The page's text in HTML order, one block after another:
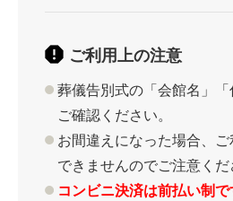
ご利用上の注意
葬儀告別式の「会館名」
ご確認ください。
お間違えになった場合、
できませんのでご注意くだ
コンビニ決済は前払い制